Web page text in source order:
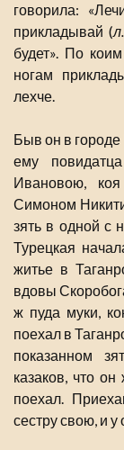
говорила:
прикладывай (
будет». По
ногам
лехче.
Быв он в городе
ему
Ивановою,
Симоном
зять в одной с
Турецкая
житье в
вдовы
ж пуда муки,
поехал в
показанном
казаков, что он
поехал.
сестру свою, и у